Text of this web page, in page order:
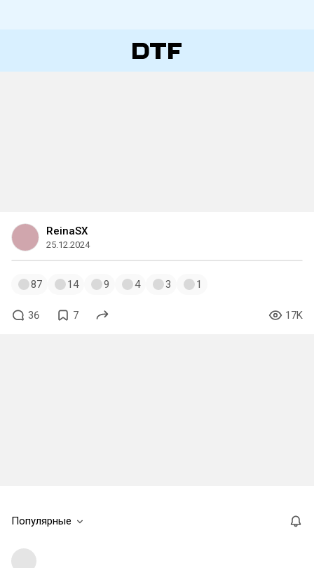
ReinaSX
25.12.2024
87 14 9 4 3 1
36 7 17K
Популярные